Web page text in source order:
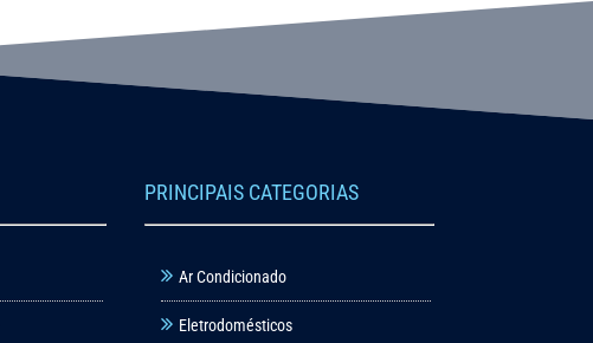
PRINCIPAIS CATEGORIAS
Ar Condicionado
Eletrodomésticos